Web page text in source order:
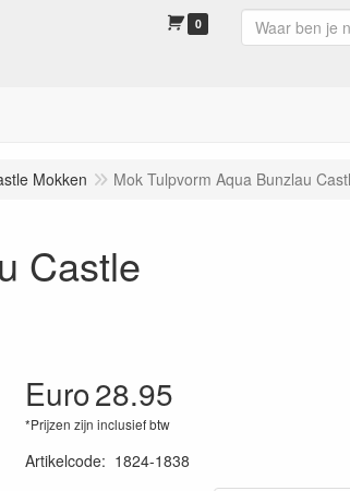
0
Mokken Mok Tulpvorm Aqua Bunzlau
Castle
Euro28.95
*Prijzen zijn inclusief btw
Artikelcode: 1824-1838